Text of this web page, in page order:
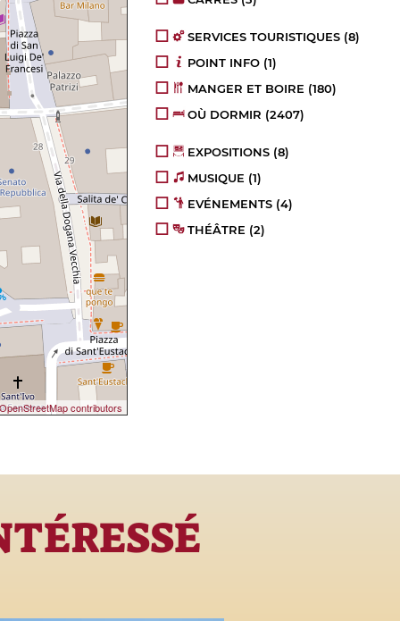
contributors
SERVICES TOURISTIQUES (8)
POINT INFO (1)
MANGER ET BOIRE (180)
OÙ DORMIR (2407)
EXPOSITIONS (8)
MUSIQUE (1)
EVÉNEMENTS (4)
THÉÂTRE (2)